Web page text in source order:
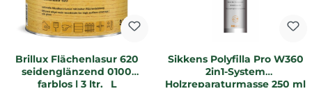
Brillux Flächenlasur 620
seidenglänzend 0100
farblos | 3 ltr. _L
Sikkens Polyfilla Pro W360
2in1-System
Holzreparaturmasse 250 ml